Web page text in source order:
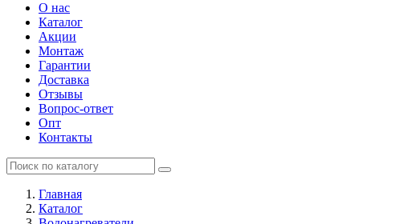
О нас
Каталог
Акции
Монтаж
Гарантии
Доставка
Отзывы
Вопрос-ответ
Опт
Контакты
Главная
Каталог